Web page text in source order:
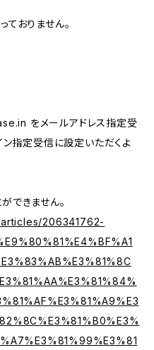
おりません。
をメールアドレス指定受
指定受信に設定いただくよ
できません。
206341762-